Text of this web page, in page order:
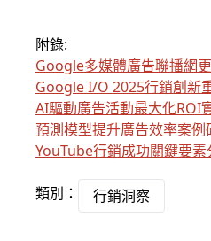
附錄:
Google多媒體廣告聯播網
Google I/O 2025行銷創新
AI驅動廣告活動最大化ROI
預測模型提升廣告效率案例
YouTube行銷成功關鍵要素
類別： 行銷洞察